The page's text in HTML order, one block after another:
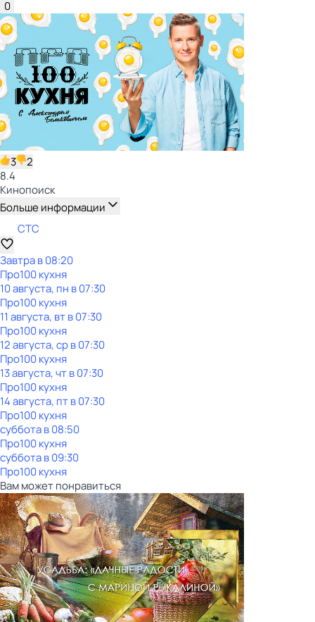
0
3
2
8.4
Кинопоиск
Больше информации
СТС
Завтра в 08:20
Пpo100 кухня
10 августа, пн в 07:30
Пpo100 кухня
11 августа, вт в 07:30
Пpo100 кухня
12 августа, ср в 07:30
Пpo100 кухня
13 августа, чт в 07:30
Пpo100 кухня
14 августа, пт в 07:30
Пpo100 кухня
субботав08:50
Пpo100 кухня
субботав09:30
Пpo100 кухня
Вам может понравиться